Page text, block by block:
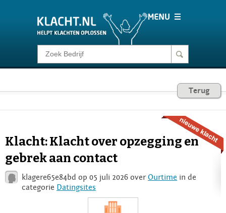
Klacht melden
Consumentenrecht
Voor Bedrijven
Login
Terug
Klacht: Klacht over opzegging en
gebrek aan contact
klagere65e84bd op 05 juli 2026 overOurtime in de
categorie Datingsites